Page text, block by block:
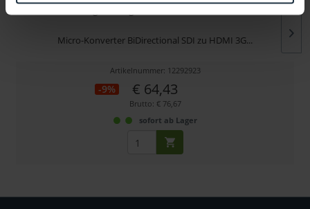
Micro-Konverter BiDirectional SDI zu HDMI 3G...
Artikelnummer: 12292923
-9% € 64,43
Brutto: € 76,67
sofort ab Lager